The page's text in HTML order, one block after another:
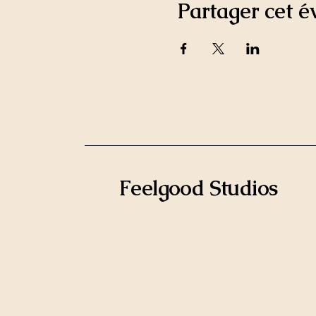
Partager cet
Feelgood Studios